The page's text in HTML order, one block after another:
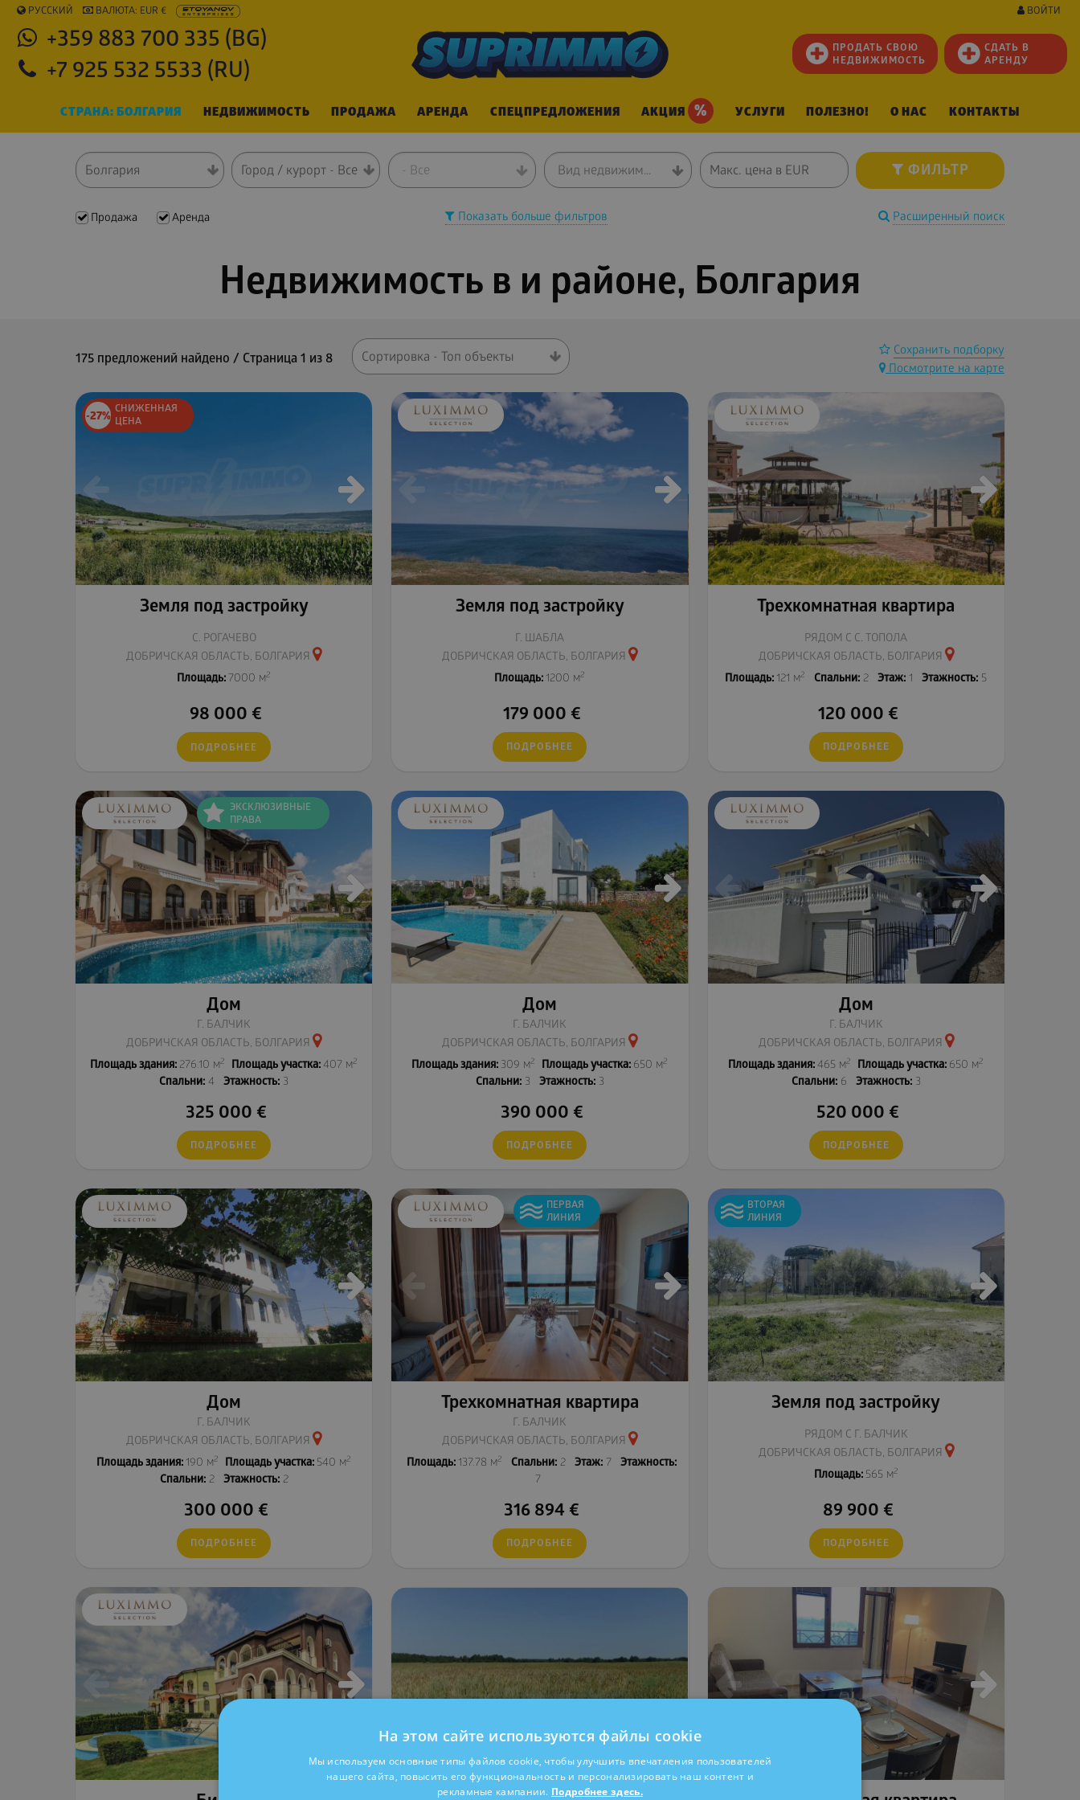
ВОЙТИ
РУССКИЙ ВАЛЮТА: EUR €
+359 883 700 335 (BG)
+7 925 532 5533 (RU)
ПРОДАТЬ СВОЮ
НЕДВИЖИМОСТЬ
СДАТЬ В
АРЕНДУ
СТРАНА: БОЛГАРИЯ НЕДВИЖИМОСТЬ ПРОДАЖА АРЕНДА СПЕЦПРЕДЛОЖЕНИЯ АКЦИЯ % УСЛУГИ ПОЛЕЗНО! О НАС КОНТАКТЫ
- Все Вид недвижимости ФИЛЬТР
Продажа Аренда Показать больше фильтров Расширенный поиск
Недвижимость в и районе, Болгария
175 предложений найдено / Страницa 1 из 8
Сохранить подборку
Посмотрите на карте
-27%
СНИЖЕННАЯ
ЦЕНА
Земля под застройку
С. РОГАЧЕВО
ДОБРИЧСКАЯ ОБЛАСТЬ, БОЛГАРИЯ
Площадь:7000 м2
98 000 €
ПОДРОБНЕЕ
Земля под застройку
Г. ШАБЛА
ДОБРИЧСКАЯ ОБЛАСТЬ, БОЛГАРИЯ
Площадь: 1200 м2
179 000 €
ПОДРОБНЕЕ
Трехкомнатная квартира
РЯДОМ С С. ТОПОЛА
ДОБРИЧСКАЯ ОБЛАСТЬ, БОЛГАРИЯ
Площадь: 121 м2 Спальни: 2 Этаж: 1 Этажность: 5
120 000 €
ПОДРОБНЕЕ
ЭКСКЛЮЗИВНЫЕ
ПРАВА
Дом
Г. БАЛЧИК
ДОБРИЧСКАЯ ОБЛАСТЬ, БОЛГАРИЯ
Площадь здания: 276.10 м2 Площадь участка: 407 м2
Спальни: 4 Этажность: 3
325 000 €
ПОДРОБНЕЕ
Дом
Г. БАЛЧИК
ДОБРИЧСКАЯ ОБЛАСТЬ, БОЛГАРИЯ
Площадь здания: 309 м2 Площадь участка: 650 м2
Спальни:3 Этажность:3
390 000 €
ПОДРОБНЕЕ
Дом
Г. БАЛЧИК
ДОБРИЧСКАЯ ОБЛАСТЬ, БОЛГАРИЯ
Площадь здания: 465 м2 Площадь участка: 650 м2
Спальни:6 Этажность:3
520 000 €
ПОДРОБНЕЕ
Дом
Г. БАЛЧИК
ДОБРИЧСКАЯ ОБЛАСТЬ, БОЛГАРИЯ
Площадь здания: 190 м2 Площадь участка: 540 м2
Спальни:2 Этажность:2
300 000 €
ПОДРОБНЕЕ
ПЕРВАЯ
ЛИНИЯ
Трехкомнатная квартира
Г. БАЛЧИК
ДОБРИЧСКАЯ ОБЛАСТЬ, БОЛГАРИЯ
Площадь: 137.78 м2 Спальни:2 Этаж:7
Этажность:
7
316 894 €
ПОДРОБНЕЕ
ВТОРАЯ
ЛИНИЯ
Земля под застройку
РЯДОМ С Г. БАЛЧИК
ДОБРИЧСКАЯ ОБЛАСТЬ, БОЛГАРИЯ
Площадь: 565 м2
89 900 €
ПОДРОБНЕЕ
На этом сайте используются файлы cookie
Мы используем основные типы файлов cookie, чтобы улучшить впечатления пользователей
нашего сайта, повысить его функциональность и персонализировать наш контент и
рекламные кампании. Подробнее здесь.